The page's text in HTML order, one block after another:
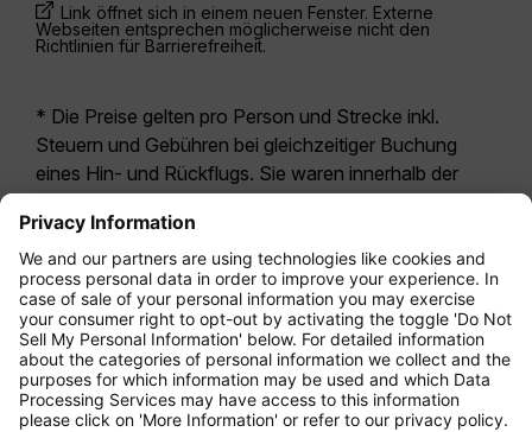
Link öffnet sich in einem neuen Fenster. Externe
Webseiten entsprechen möglicherweise nicht den
Richtlinien für Barrierefreiheit.
* Die Preise gelten pro Person und Strecke inkl.
Steuern und Gebühren bei gleichzeitiger Buchung
eines Hin- und Rückflugs. Sie waren innerhalb der
letzten 24 Stunden verfügbar und sind
möglicherweise nicht mehr aktuell. Bei den für die
Economy Class angegebenen Tarifen handelt es
sich i.d.R. um Economy Zero, unsere restriktivste
Tarifoption. Es können hierfür zusätzliche Gebühren
fürAufgabegepäckoder für andere optionale
Leistungen anfallen. Es gelten dieAllgemeinen
Geschäftsbedingungen .